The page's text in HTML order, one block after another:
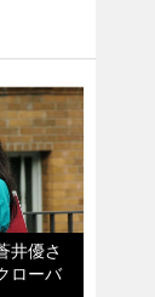
井優さ
ローバ